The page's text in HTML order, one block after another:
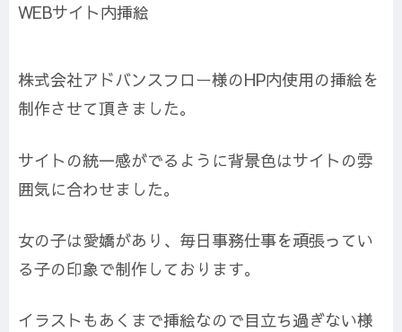
WEBサイト内挿絵
株式会社アドバンスフロー様のHP内使用の挿絵を
制作させて頂きました。
サイトの統一感がでるように背景色はサイトの雰
囲気に合わせました。
女の子は愛嬌があり、毎日事務仕事を頑張ってい
る子の印象で制作しております。
イラストもあくまで挿絵なので目立ち過ぎない様